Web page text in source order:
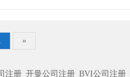
册
»
注册_开曼公司注册_BVI公司注册_